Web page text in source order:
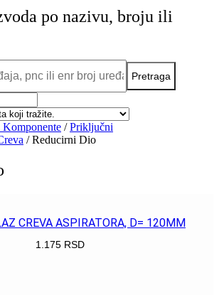
po nazivu, broju ili
/Priključni
/ Reducirni Dio
CREVA ASPIRATORA, D= 120MM
1.175 RSD